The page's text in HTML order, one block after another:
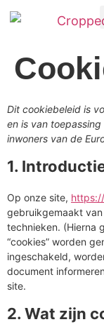
de
Dit cookiebeleid is
en is van
inwoners van de
1.
Op onze site,
gebruikgemaakt
technieken. (Hierna
“cookies” worden
ingeschakeld,
document
site.
2. Wat zijn